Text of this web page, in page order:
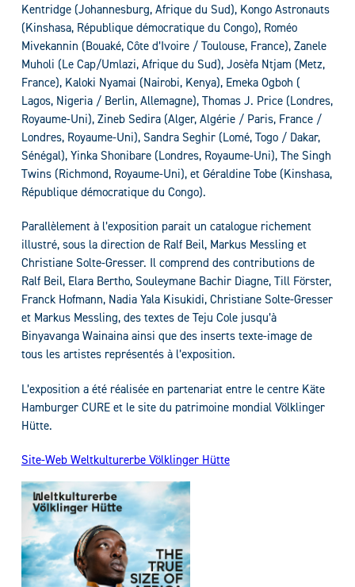
Kentridge (Johannesburg, Afrique du Sud), Kongo Astronauts
(Kinshasa, République démocratique du Congo), Roméo
Mivekannin (Bouaké, Côte d’Ivoire / Toulouse, France), Zanele
Muholi (Le Cap/Umlazi, Afrique du Sud), Josèfa Ntjam (Metz,
France), Kaloki Nyamai (Nairobi, Kenya), Emeka Ogboh (
Lagos, Nigeria / Berlin, Allemagne), Thomas J. Price (Londres,
Royaume-Uni), Zineb Sedira (Alger, Algérie / Paris, France /
Londres, Royaume-Uni), Sandra Seghir (Lomé, Togo / Dakar,
Sénégal), Yinka Shonibare (Londres, Royaume-Uni), The Singh
Twins (Richmond, Royaume-Uni), et Géraldine Tobe (Kinshasa,
République démocratique du Congo).
Parallèlement à l’exposition parait un catalogue richement
illustré, sous la direction de Ralf Beil, Markus Messling et
Christiane Solte-Gresser. Il comprend des contributions de
Ralf Beil, Elara Bertho, Souleymane Bachir Diagne, Till Förster,
Franck Hofmann, Nadia Yala Kisukidi, Christiane Solte-Gresser
et Markus Messling, des textes de Teju Cole jusqu’à
Binyavanga Wainaina ainsi que des inserts texte-image de
tous les artistes représentés à l’exposition.
L’exposition a été réalisée en partenariat entre le centre Käte
Hamburger CURE et le site du patrimoine mondial Völklinger
Hütte.
Site-Web Weltkulturerbe Völklinger Hütte